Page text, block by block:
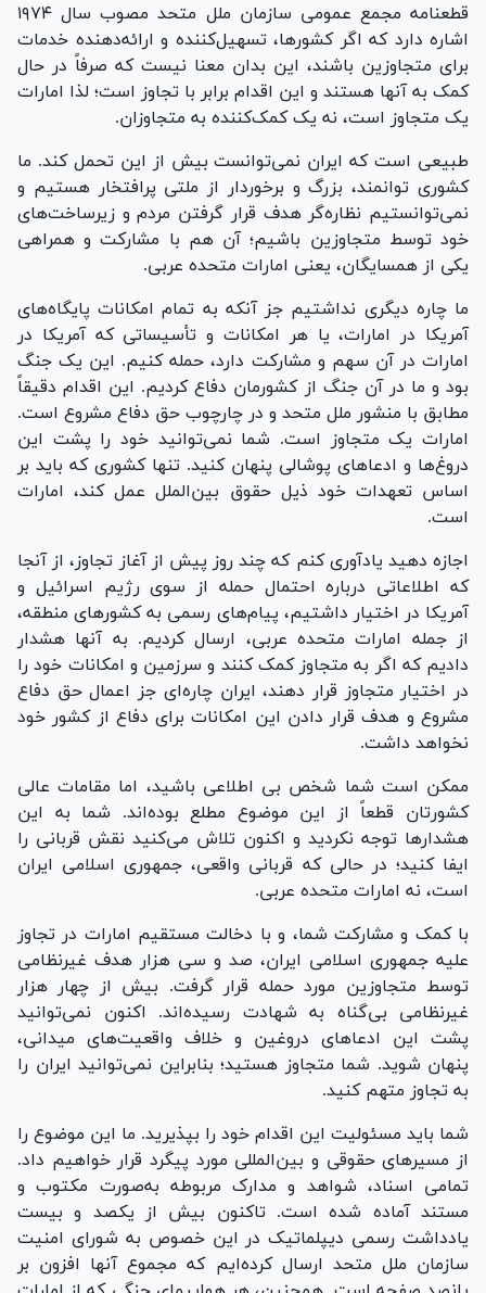
قطعنامه مجمع عمومی سازمان ملل متحد مصوب سال ۱۹۷۴
اشاره دارد که اگر کشورها، تسهیل‌کننده و ارائه‌دهنده خدمات
برای متجاوزین باشند، این بدان معنا نیست که صرفاً در حال
کمک به آنها هستند و این اقدام برابر با تجاوز است؛ لذا امارات
یک متجاوز است، نه یک کمک‌کننده به متجاوزان.
طبیعی است که ایران نمی‌توانست بیش از این تحمل کند. ما
کشوری توانمند، بزرگ و برخوردار از ملتی پرافتخار هستیم و
نمی‌توانستیم نظاره‌گر هدف قرار گرفتن مردم و زیرساخت‌های
خود توسط متجاوزین باشیم؛ آن هم با مشارکت و همراهی
یکی از همسایگان، یعنی امارات متحده عربی.
ما چاره دیگری نداشتیم جز آنکه به تمام امکانات پایگاه‌های
آمریکا در امارات، یا هر امکانات و تأسیساتی که آمریکا در
امارات در آن سهم و مشارکت دارد، حمله کنیم. این یک جنگ
بود و ما در آن جنگ از کشورمان دفاع کردیم. این اقدام دقیقاً
مطابق با منشور ملل متحد و در چارچوب حق دفاع مشروع است.
امارات یک متجاوز است. شما نمی‌توانید خود را پشت این
دروغ‌ها و ادعا‌های پوشالی پنهان کنید. تنها کشوری که باید بر
اساس تعهدات خود ذیل حقوق بین‌الملل عمل کند، امارات
است.
اجازه دهید یادآوری کنم که چند روز پیش از آغاز تجاوز، از آنجا
که اطلاعاتی درباره احتمال حمله از سوی رژیم اسرائیل و
آمریکا در اختیار داشتیم، پیام‌های رسمی به کشور‌های منطقه،
از جمله امارات متحده عربی، ارسال کردیم. به آنها هشدار
دادیم که اگر به متجاوز کمک کنند و سرزمین و امکانات خود را
در اختیار متجاوز قرار دهند، ایران چاره‌ای جز اعمال حق دفاع
مشروع و هدف قرار دادن این امکانات برای دفاع از کشور خود
نخواهد داشت.
ممکن است شما شخص بی اطلاعی باشید، اما مقامات عالی
کشورتان قطعاً از این موضوع مطلع بوده‌اند. شما به این
هشدار‌ها توجه نکردید و اکنون تلاش می‌کنید نقش قربانی را
ایفا کنید؛ در حالی که قربانی واقعی، جمهوری اسلامی ایران
است، نه امارات متحده عربی.
با کمک و مشارکت شما، و با دخالت مستقیم امارات در تجاوز
علیه جمهوری اسلامی ایران، صد و سی هزار هدف غیرنظامی
توسط متجاوزین مورد حمله قرار گرفت. بیش از چهار هزار
غیرنظامی بی‌گناه به شهادت رسیده‌اند. اکنون نمی‌توانید
پشت این ادعا‌های دروغین و خلاف واقعیت‌های میدانی،
پنهان شوید. شما متجاوز هستید؛ بنابراین نمی‌توانید ایران را
به تجاوز متهم کنید.
شما باید مسئولیت این اقدام خود را بپذیرید. ما این موضوع را
از مسیر‌های حقوقی و بین‌المللی مورد پیگرد قرار خواهیم داد.
تمامی اسناد، شواهد و مدارک مربوطه به‌صورت مکتوب و
مستند آماده شده است. تاکنون بیش از یکصد و بیست
یادداشت رسمی دیپلماتیک در این خصوص به شورای امنیت
سازمان ملل متحد ارسال کرده‌ایم که مجموع آنها افزون بر